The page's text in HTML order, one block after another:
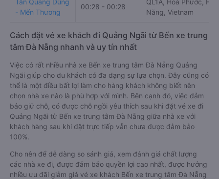
- Mến Thương
00:28 - 00:28
Nẵng, Vietnam
Cách đặt vé xe khách đi Quảng Ngãi từ Bến xe trung
tâm Đà Nẵng nhanh và uy tín nhất
Việc có rất nhiều nhà xe Bến xe trung tâm Đà Nẵng Quảng
Ngãi giúp cho du khách có đa dạng sự lựa chọn. Đây cũng có
thể là một điều bất lợi làm cho hàng khách không biết nên
chọn nhà xe nào là phù hợp với mình. Bên cạnh đó, việc đảm
bảo giữ chỗ, có được chỗ ngồi yêu thích sau khi đặt vé xe đi
Quảng Ngãi từ Bến xe trung tâm Đà Nẵng giữa nhà xe với
khách hàng sau khi đặt trực tiếp vẫn chưa được đảm bảo
100%.
Cho nên để dễ dàng so sánh giá, xem đánh giá chất lượng
các nhà xe đi, được đảm bảo quyền lợi cao nhất, được hưởng
nhiều ưu đãi giảm giá vé xe khách Bến xe trung tâm Đà Nẵng